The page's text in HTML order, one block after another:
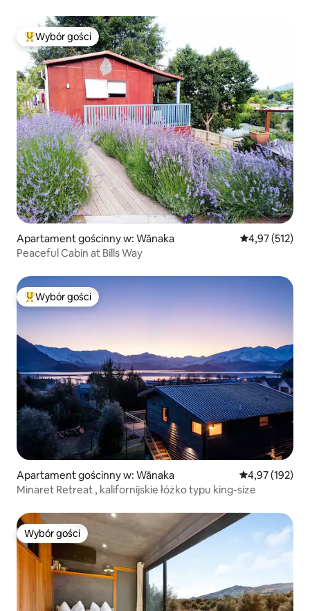
Najpopularniejsze z kategorii Wybór gości
Wybór gości
Apartament gościnny w: Wānaka Średnia
4,97 (512)
Peaceful Cabin at Bills Way
Najpopularniejsze z kategorii Wybór gości
Wybór gości
Apartament gościnny w: Wānaka Średnia
4,97 (192)
Minaret Retreat , kalifornijskie łóżko typu king-size
Wybór gości
Wybór gości